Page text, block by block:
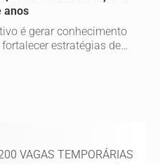
anos
é gerar conhecimento
estratégias de
VAGAS TEMPORÁRIAS